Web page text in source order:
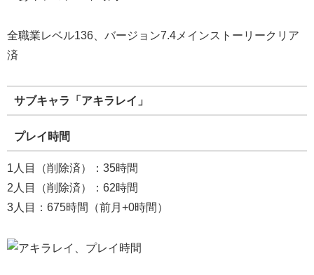
全職業レベル136、バージョン7.4メインストーリークリア
済
サブキャラ「アキラレイ」
プレイ時間
1人目（削除済）：35時間
2人目（削除済）：62時間
3人目：675時間（前月+0時間）